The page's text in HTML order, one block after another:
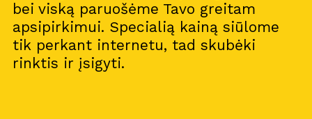
bei viską paruošėme Tavo greitam
apsipirkimui. Specialią kainą siūlome
tik perkant internetu, tad skubėki
rinktis ir įsigyti.